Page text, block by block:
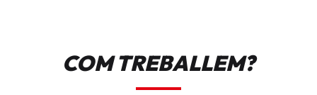
COM TREBALLEM?